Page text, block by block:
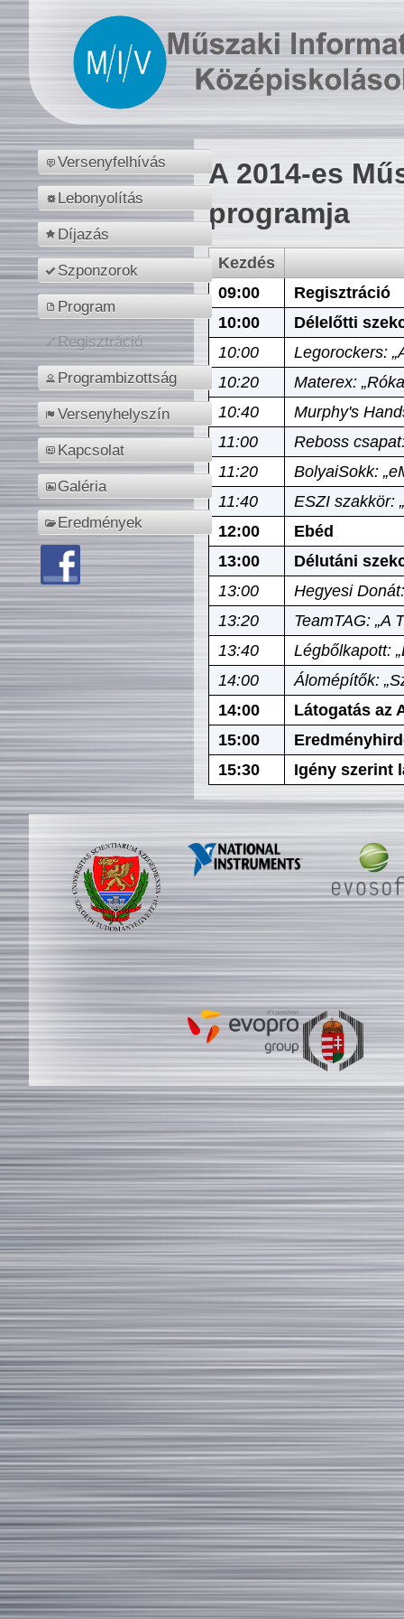
Versenyfelhívás
Lebonyolítás
Díjazás
Szponzorok
Program
Regisztráció
Programbizottság
Versenyhelyszín
Kapcsolat
Galéria
Eredmények
A 2014-es
programja
Kezdés
09:00
Regisztráció
10:00
Délelőtti
10:00
Legorockers:
10:20
Materex:
10:40
Murphy's
11:00
Reboss
11:20
BolyaiSokk:
11:40
ESZI szakkör:
12:00
Ebéd
13:00
Délutáni
13:00
Hegyesi
13:20
TeamTAG: „A
13:40
Légbőlkapott:
14:00
Álomépítők:
14:00
Látogatás az
15:00
15:30
Igény szerint